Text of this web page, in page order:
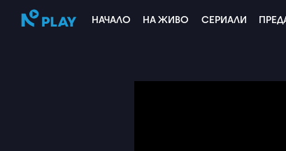
НАЧАЛО НА ЖИВО СЕРИАЛИ